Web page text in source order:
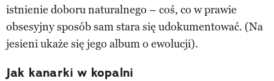
istnienie doboru naturalnego – coś, co w prawie
obsesyjny sposób sam stara się udokumentować. (Na
jesieni ukaże się jego album o ewolucji).
Jak kanarki w kopalni